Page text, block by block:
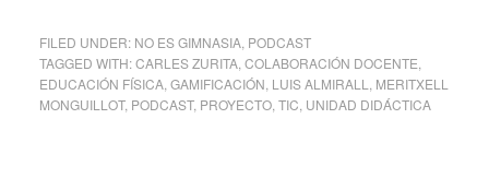
FILED UNDER: NO ES GIMNASIA, PODCAST
TAGGED WITH:CARLES ZURITA, COLABORACIÓN DOCENTE
EDUCACIÓN FÍSICA, GAMIFICACIÓN LUIS ALMIRALL
MERITXELL
MONGUILLOT, PODCAST, PROYECTO, TIC UNIDAD DIDÁCTICA